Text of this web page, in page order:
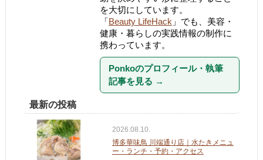
を大切にしています。
「Beauty LifeHack 」でも、美容・
健康・暮らしの実践情報の制作に
携わっています。
Ponkoのプロフィール・執筆
記事を見る →
最新の投稿
2026.08.10.
博多華味鳥 川端通り店｜水たきメニュ
ー・ランチ・予約・アクセス